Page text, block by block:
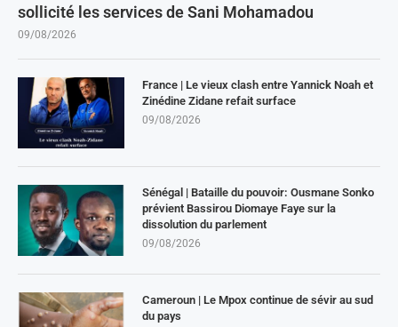
sollicité les services de Sani Mohamadou
09/08/2026
France | Le vieux clash entre Yannick Noah et
Zinédine Zidane refait surface
09/08/2026
Sénégal | Bataille du pouvoir: Ousmane Sonko
prévient Bassirou Diomaye Faye sur la
dissolution du parlement
09/08/2026
Cameroun | Le Mpox continue de sévir au sud
du pays